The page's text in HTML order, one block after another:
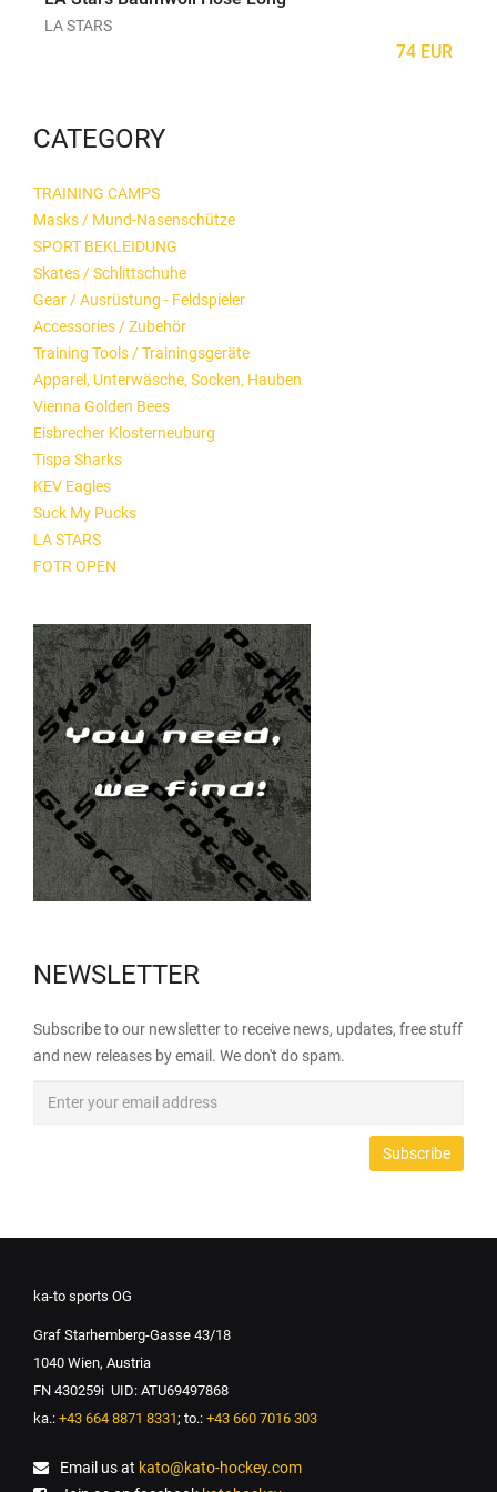
LA STARS
74 EUR
CATEGORY
TRAINING CAMPS
Masks / Mund-Nasenschütze
SPORT BEKLEIDUNG
Skates / Schlittschuhe
Gear / Ausrüstung - Feldspieler
Accessories / Zubehör
Training Tools / Trainingsgeräte
Apparel, Unterwäsche, Socken, Hauben
Vienna Golden Bees
Eisbrecher Klosterneuburg
Tispa Sharks
KEV Eagles
Suck My Pucks
LA STARS
FOTR OPEN
NEWSLETTER
Subscribe to our newsletter to receive news, updates, free stuff
and new releases by email. We don't do spam.
ka-to sports OG
Graf Starhemberg-Gasse 43/18
1040 Wien, Austria
FN 430259i UID: ATU69497868
ka.: +43 664 8871 8331; to.: +43 660 7016 303
Email us at kato@kato-hockey.com